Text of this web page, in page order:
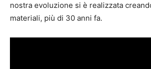
nostra evoluzione si è realizzata
materiali, più di 30 anni fa.